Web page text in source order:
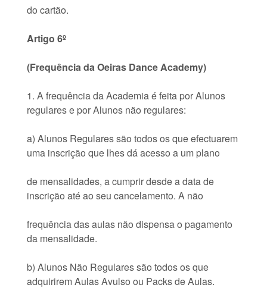
do cartão.
Artigo 6º
(Frequência da Oeiras Dance Academy)
1. A frequência da Academia é feita por Alunos
regulares e por Alunos não regulares:
a) Alunos Regulares são todos os que efectuarem
uma inscrição que lhes dá acesso a um plano
de mensalidades, a cumprir desde a data de
inscrição até ao seu cancelamento. A não
frequência das aulas não dispensa o pagamento
da mensalidade.
b) Alunos Não Regulares são todos os que
adquirirem Aulas Avulso ou Packs de Aulas.